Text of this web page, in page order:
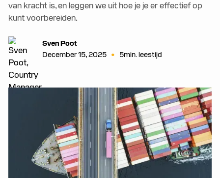
van kracht is, en leggen we uit hoe je je er effectief op
kunt voorbereiden.
Sven Poot
December 15, 2025 • 5min. leestijd